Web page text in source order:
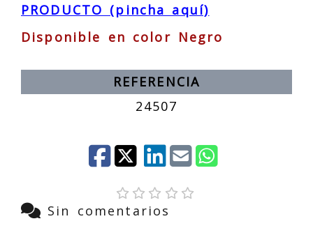
PRODUCTO (pincha aquí)
Disponible en color Negro
REFERENCIA
24507
Sin comentarios